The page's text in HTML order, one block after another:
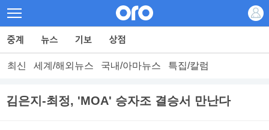
최신 세계/해외뉴스 국내/아마뉴스 특집/칼럼
김은지-최정, 'MOA' 승자조 결승서 만난다